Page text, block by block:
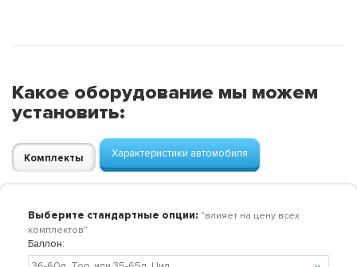
Какое оборудование мы можем
установить:
Комплекты Характеристики автомобиля
Выберите стандартные опции: "влияет на цену всех
комплектов"
Баллон: